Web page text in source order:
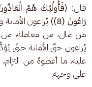
قال:
رَاعُونَ (8))
يُراعون الأمانة
من مال، من معاملة، من
يُراعون حقّ الأمانة حتّى
عليه، ما أعطوهُ من
على وجهه.